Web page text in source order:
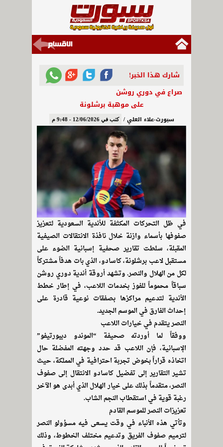
شارك هذا الخبر!
صراع في دوري روشن
على موهبة برشلونة
سبورت-علاء العلي / كتب في 12/06/2026 - 9:48 م
في ظل التحركات المكثفة للأندية السعودية لتعزيز
صفوفها بأسماء وازنة خلال نافذة الانتقالات الصيفية
المقبلة، سلطت تقارير صحفية إسبانية الضوء على
مستقبل لاعب برشلونة، كاسادو، الذي بات هدفاً مشتركاً
لكل من الهلال والنصر. وتشهد أروقة أندية دوري روشن
سباقاً محموماً للفوز بخدمات اللاعب، في إطار خطط
الأندية لتدعيم مراكزها بصفقات نوعية قادرة على
إحداث الفارق في الموسم الجديد.
النصر يتقدم في خيارات اللاعب
ووفقاً لما أوردته صحيفة “الموندو ديبورتيفو”
الإسبانية، فإن اللاعب قد حدد وجهته المفضلة حال
اتخاذه قراراً بخوض تجربة احترافية في المملكة، حيث
تشير التقارير إلى تفضيل كاسادو الانتقال إلى صفوف
النصر، متقدماً بذلك على خيار الهلال الذي أبدى هو الآخر
رغبة قوية في استقطاب النجم الشاب.
تعزيزات النصر للموسم القادم
وتأتي هذه الأنباء في وقت يسعى فيه مسؤولو النصر
لترميم صفوف الفريق وتدعيم مختلف الخطوط، وذلك